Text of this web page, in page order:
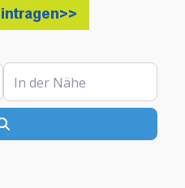
In der Nähe